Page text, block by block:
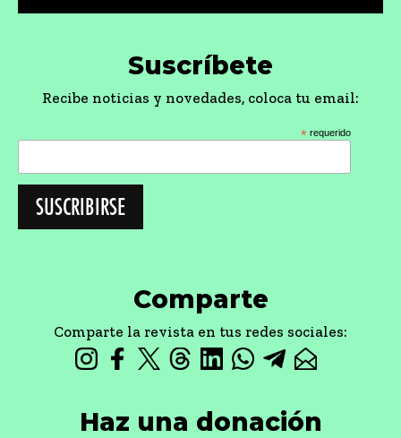
Suscríbete
Recibe noticias y novedades, coloca tu email:
* requerido
Comparte
Comparte la revista en tus redes sociales:
Haz una donación